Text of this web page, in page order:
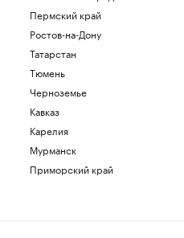
Пермский край
Ростов-на-Дону
Татарстан
Тюмень
Черноземье
Кавказ
Карелия
Мурманск
Приморский край